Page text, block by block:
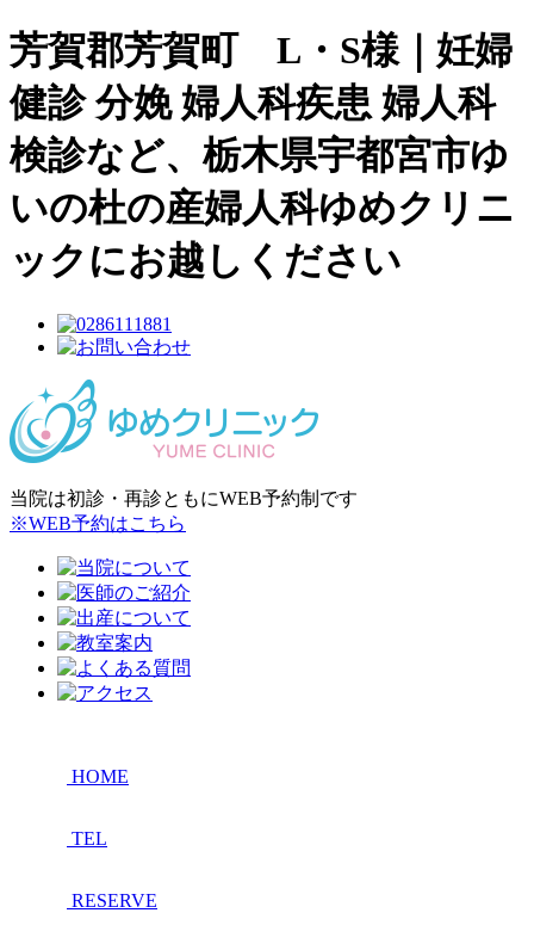
芳賀郡芳賀町 L・S様｜妊婦
健診 分娩 婦人科疾患 婦人科
検診など、栃木県宇都宮市ゆ
いの杜の産婦人科ゆめクリニ
ックにお越しください
当院は初診・再診ともにWEB予約制です
※WEB予約はこちら
HOME
TEL
RESERVE